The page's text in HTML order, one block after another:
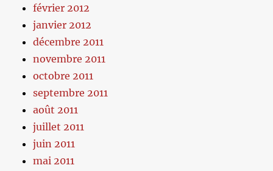
février 2012
janvier 2012
décembre 2011
novembre 2011
octobre 2011
septembre 2011
août 2011
juillet 2011
juin 2011
mai 2011